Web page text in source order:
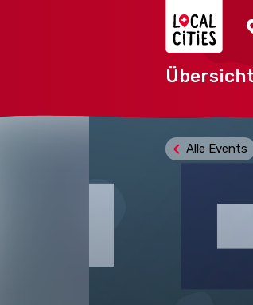
Alle Events